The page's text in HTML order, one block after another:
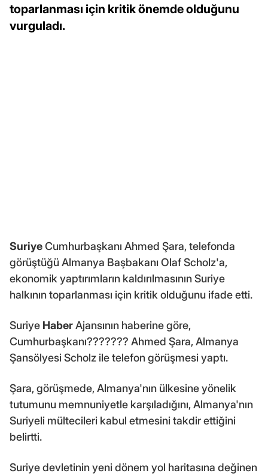
toparlanması için kritik önemde olduğunu
vurguladı.
SuriyeCumhurbaşkanı Ahmed Şara, telefonda
görüştüğü Almanya Başbakanı Olaf Scholz'a,
ekonomik yaptırımların kaldırılmasının Suriye
halkının toparlanması için kritik olduğunu ifade etti.
Suriye HaberAjansının haberine göre,
Cumhurbaşkanı??????? Ahmed Şara, Almanya
Şansölyesi Scholz ile telefon görüşmesi yaptı.
Şara, görüşmede, Almanya'nın ülkesine yönelik
tutumunu memnuniyetle karşıladığını, Almanya'nın
Suriyeli mültecileri kabul etmesini takdir ettiğini
belirtti.
Suriye devletinin yeni dönem yol haritasına değinen